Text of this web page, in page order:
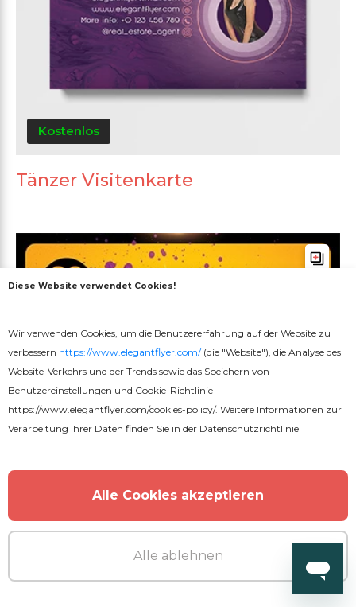
Kostenlos
Tänzer Visitenkarte
Diese Website verwendet Cookies!
Wir verwenden Cookies, um die Benutzererfahrung auf der Website zu
verbessern https://www.elegantflyer.com/(die "Website"), die Analyse des
Website-Verkehrs und der Trends sowie das Speichern von
Benutzereinstellungen und Cookie-Richtlinie
https://www.elegantflyer.com/cookies-policy/. Weitere Informationen zur
Verarbeitung Ihrer Daten finden Sie in der Datenschutzrichtlinie
Alle Cookies akzeptieren
Alle ablehnen